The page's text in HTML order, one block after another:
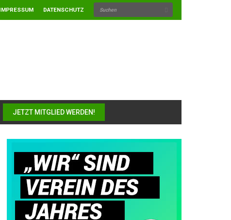
IMPRESSUM DATENSCHUTZ
JETZT MITGLIED WERDEN!